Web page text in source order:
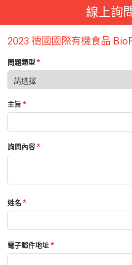
線上詢
2023 德國國際有機食品
問題類型 *
主旨 *
詢問內容*
姓名 *
電子郵件地址*